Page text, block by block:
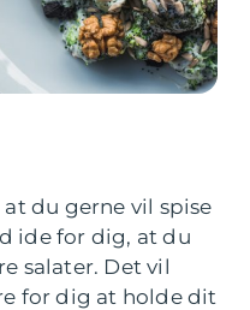
du gerne vil spise
ide for dig, at du
salater. Det vil
for dig at holde dit